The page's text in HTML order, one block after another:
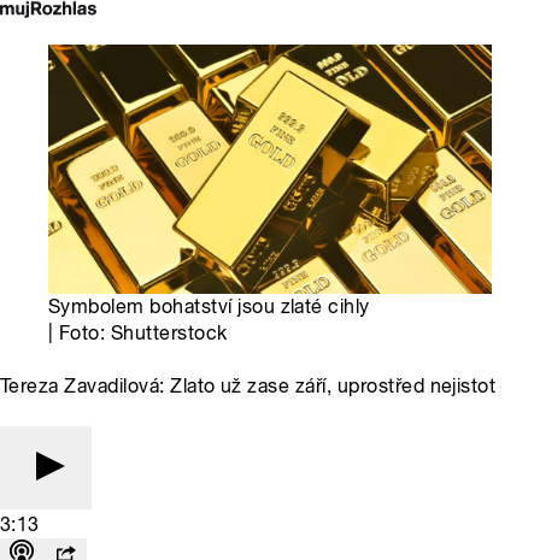
Symbolem bohatství jsou zlaté cihly
| Foto: Shutterstock
Tereza Zavadilová: Zlato už zase září, uprostřed nejistot
3:13